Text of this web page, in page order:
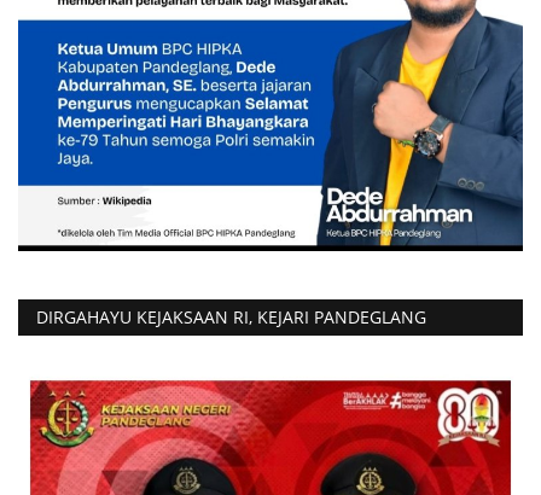
DIRGAHAYU KEJAKSAAN RI, KEJARI PANDEGLANG